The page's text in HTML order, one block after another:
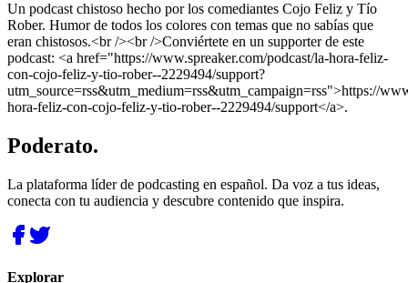
Un podcast chistoso hecho por los comediantes Cojo Feliz y Tío
Rober. Humor de todos los colores con temas que no sabías que
eran chistosos.<br /><br />Conviértete en un supporter de este
podcast: <a href="https://www.spreaker.com/podcast/la-hora-feliz-
con-cojo-feliz-y-tio-rober--2229494/support?
utm_source=rss&utm_medium=rss&utm_campaign=rss">https://
hora-feliz-con-cojo-feliz-y-tio-rober--2229494/support</a>.
Poderato.
La plataforma líder de podcasting en español. Da voz a tus ideas,
conecta con tu audiencia y descubre contenido que inspira.
Explorar